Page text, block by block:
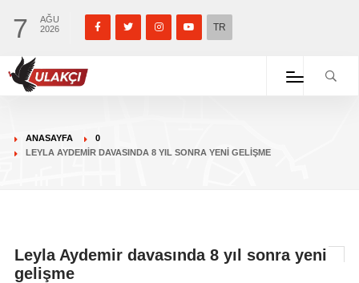
7
AĞU
2026
TR
ANASAYFA
0
LEYLA AYDEMIR DAVASINDA 8 YIL SONRA YENI GELIŞME
Leyla Aydemir davasında 8 yıl sonra yeni
gelişme